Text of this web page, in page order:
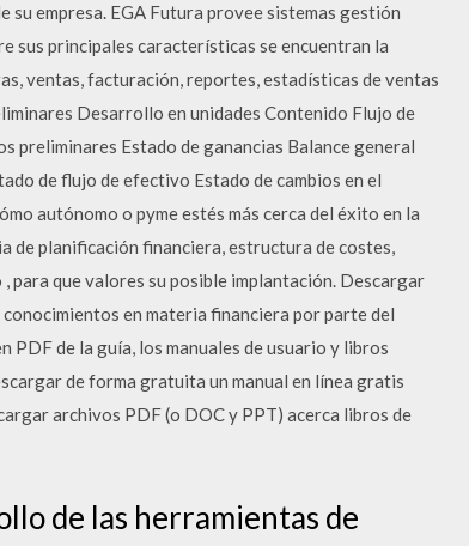
su empresa. EGA Futura provee sistemas gestión
sus principales características se encuentran la
ventas, facturación, reportes, estadísticas de ventas
Desarrollo en unidades Contenido Flujo de
preliminares Estado de ganancias Balance general
de flujo de efectivo Estado de cambios en el
autónomo o pyme estés más cerca del éxito en la
de planificación financiera, estructura de costes,
para que valores su posible implantación. Descargar
en materia financiera por parte del
PDF de la guía, los manuales de usuario y libros
de forma gratuita un manual en línea gratis
archivos PDF (o DOC y PPT) acerca libros de
de las herramientas de